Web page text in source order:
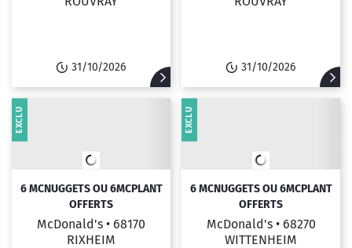
31/10/2026 31/10/2026
6 MCNUGGETS OU 6MCPLANT
OFFERTS
McDonald's • 68170
RIXHEIM
EXCLU
6 MCNUGGETS OU 6MCPLANT
OFFERTS
McDonald's • 68270
WITTENHEIM
EXCLU